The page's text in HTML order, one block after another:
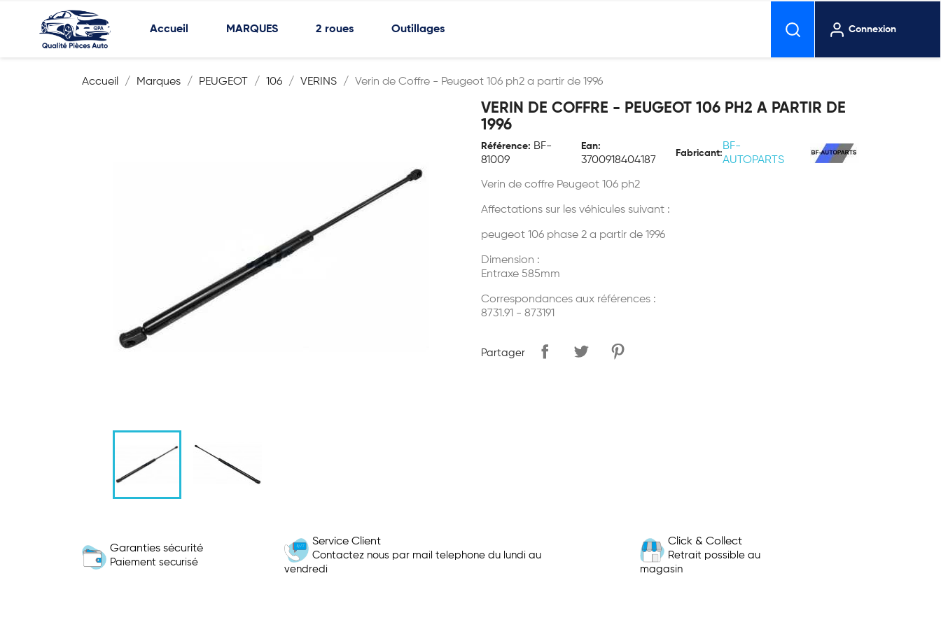
Accueil MARQUES 2 roues Outillages Connexion
Accueil Marques PEUGEOT 106 VERINS Verin de Coffre - Peugeot 106 ph2 a partir de 1996
VERIN DE COFFRE - PEUGEOT 106 PH2 A PARTIR DE
1996
Référence: BF-
81009
Ean:
3700918404187
Fabricant:
BF-
AUTOPARTS
Verin de coffre Peugeot 106 ph2
Affectations sur les véhicules suivant :
peugeot 106 phase 2 a partir de 1996
Dimension :
Entraxe 585mm
Correspondances aux références :
8731.91 - 873191
Partager
Garanties sécurité
Paiement securisé
Service Client
Contactez nous par mail telephone du lundi au
vendredi
Click & Collect
Retrait possible au
magasin